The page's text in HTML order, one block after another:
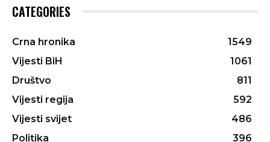
CATEGORIES
Crna hronika
1549
Vijesti BiH
1061
Društvo
811
Vijesti regija
592
Vijesti svijet
486
Politika
396